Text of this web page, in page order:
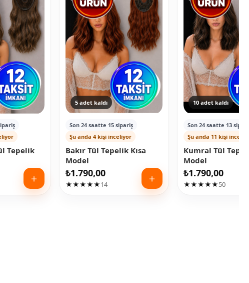
Tepelik
＋
5 adet kaldı
Son 24 saatte 15 sipariş
Şu anda 4 kişi inceliyor
Bakır Tül Tepelik Kısa
Model
₺1.790,00
★★★★★14 ＋
10 adet kaldı
Son 24 saatte 13
Şu anda 11 kişi
Kumral Tül
Model
₺1.790,00
★★★★★50